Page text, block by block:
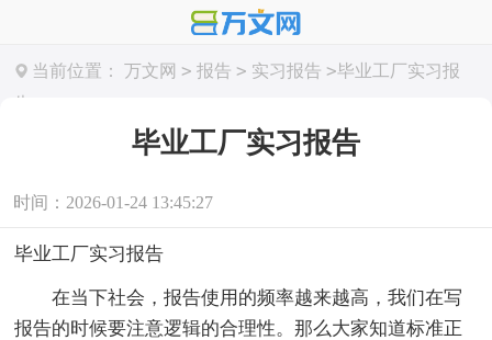
当前位置： 万文网 > 报告 > 实习报告 >毕业工厂实习报
告
毕业工厂实习报告
时间：2026-01-24 13:45:27
毕业工厂实习报告
在当下社会，报告使用的频率越来越高，我们在写
报告的时候要注意逻辑的合理性。那么大家知道标准正